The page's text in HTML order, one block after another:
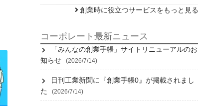
創業時に役立つサービスをもっと見る
コーポレート最新ニュース
「みんなの創業手帳」サイトリニューアルのお
知らせ
(2026/7/14)
日刊工業新聞に『創業手帳0』が掲載されまし
た
(2026/7/14)